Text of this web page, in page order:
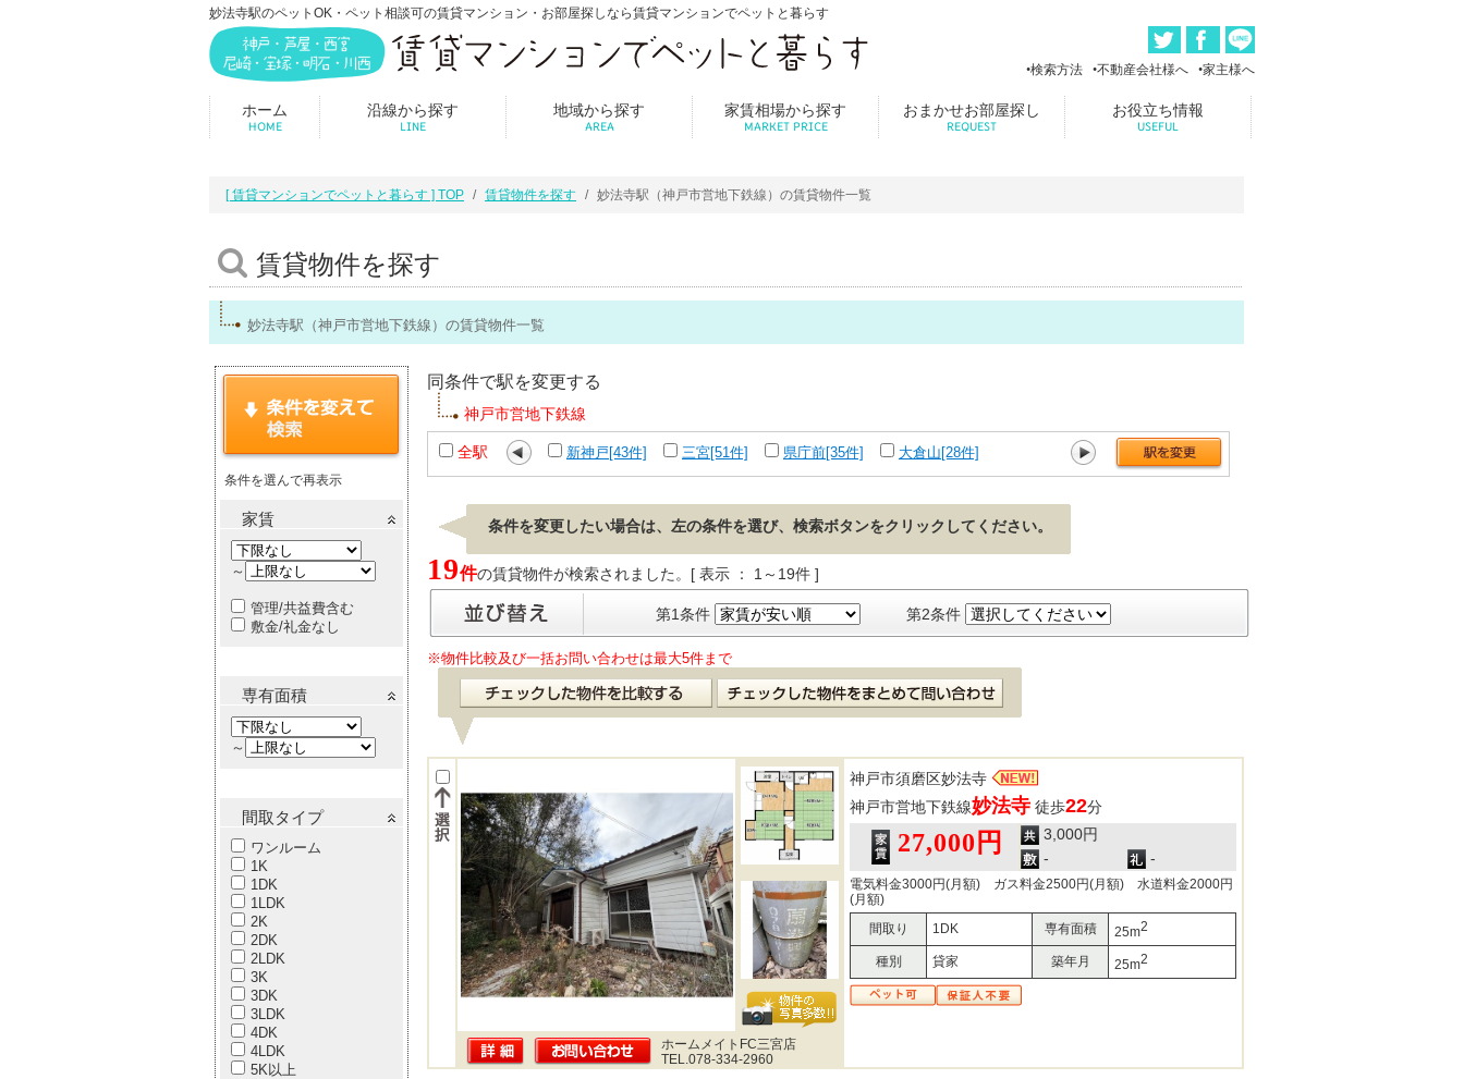
妙法寺駅のペットOK・ペット相談可の賃貸マンション・お部屋探しなら賃貸マンションでペットと暮らす
検索方法 不動産会社様へ 家主様へ
ホーム
HOME
沿線から探す
LINE
地域から探す
AREA
家賃相場から探す
MARKET PRICE
おまかせお部屋探し
REQUEST
お役立ち情報
USEFUL
[ 賃貸マンションでペットと暮らす ] TOP 賃貸物件を探す 妙法寺駅（神戸市営地下鉄線）の賃貸物件一覧
賃貸物件を探す
妙法寺駅（神戸市営地下鉄線）の賃貸物件一覧
条件を選んで再表示
家賃
～
管理/共益費含む
敷金/礼金なし
専有面積
～
間取タイプ
ワンルーム
1K
1DK
1LDK
2K
2DK
2LDK
3K
3DK
3LDK
4DK
4LDK
5K以上
同条件で駅を変更する
神戸市営地下鉄線
全駅 新神戸[43件] 三宮[51件] 県庁前[35件] 大倉山[28件] 湊川公園[75件] 上沢[12件]
条件を変更したい場合は、左の条件を選び、検索ボタンをクリックしてください。
19件の賃貸物件が検索されました。[ 表示 ： 1～19件 ]
第1条件 第2条件
※物件比較及び一括お問い合わせは最大5件まで
神戸市須磨区妙法寺
神戸市営地下鉄線妙法寺 徒歩22分
27,000円
3,000円
-
-
電気料金3000円(月額) ガス料金2500円(月額) 水道料金2000円
(月額)
間取り
1DK 専有面積 25m2
種別 貸家 築年月 25m2
ホームメイトFC三宮店
TEL.078-334-2960